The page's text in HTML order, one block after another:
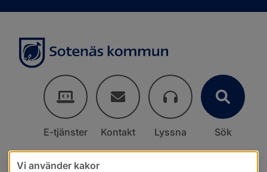
E-tjänster Kontakt Lyssna Sök
Vi använder kakor